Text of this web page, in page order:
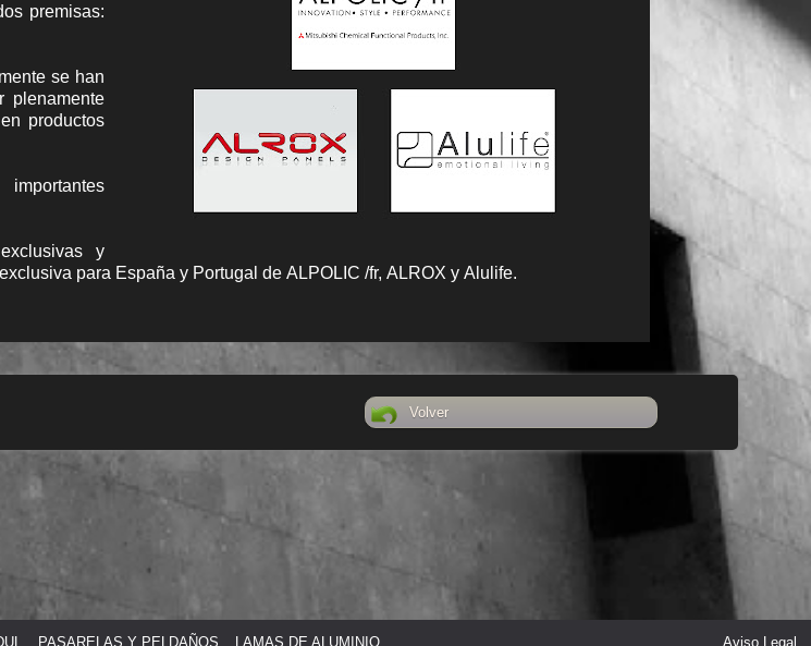
premisas:
se han
plenamente
productos
y
para España y Portugal de ALPOLIC /fr, ALROX y Alulife.
Volver
PASARELAS Y PELDAÑOS LAMAS DE ALUMINIO Aviso Legal